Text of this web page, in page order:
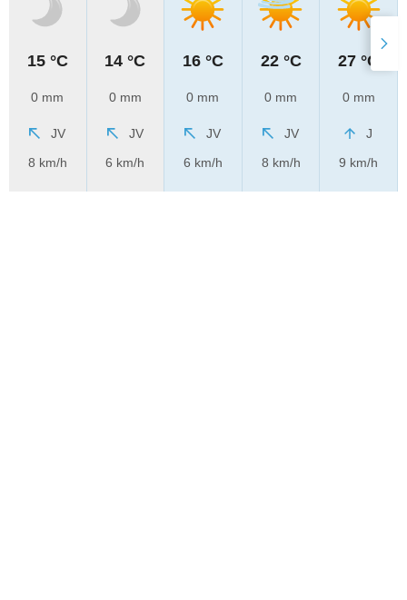
15 °C
0 mm
JV
8 km/h
14 °C
0 mm
JV
6 km/h
16 °C
0 mm
JV
6 km/h
22 °C
0 mm
JV
8 km/h
27 °C
0 mm
J
9 km/h